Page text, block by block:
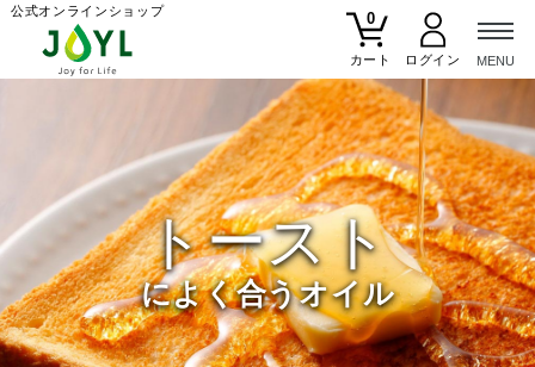
公式オンラインショップ
0
カート
トースト
によく合うオイル